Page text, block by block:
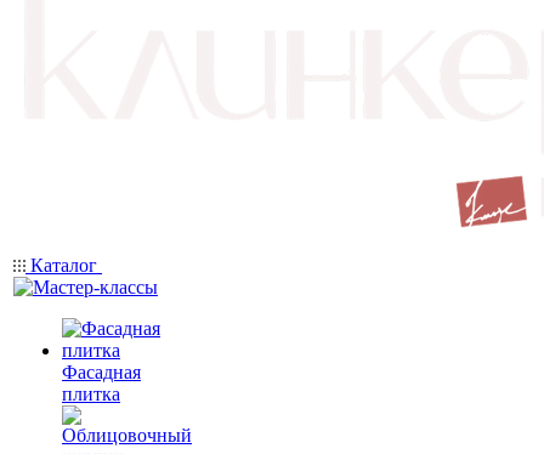
Каталог
Фасадная
плитка